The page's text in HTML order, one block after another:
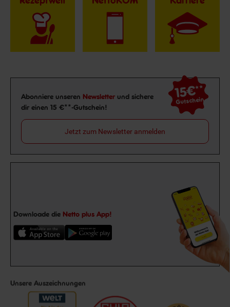
Newsletter Anmeldung
Abonniere unseren Newsletter und sichere
dir einen 15 €**-Gutschein!
15€**
Gutschein
Jetzt zum Newsletter anmelden
Downloade die Netto plus App!
Unsere Auszeichnungen